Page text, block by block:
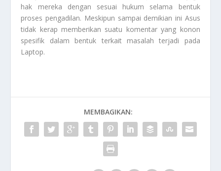
hak mereka dengan sesuai hukum selama bentuk
proses pengadilan. Meskipun sampai demikian ini Asus
tidak kerap memberikan suatu komentar yang konon
spesifik dalam bentuk terkait masalah terjadi pada
Laptop.
MEMBAGIKAN: